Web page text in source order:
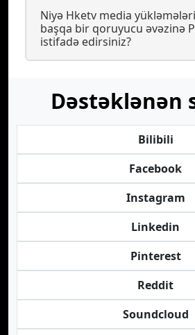
Niyə Hketv media
başqa bir qoruyucu əvəzinə
istifadə edirsiniz?
Dəstəklənən
Bilibili
Facebook
Instagram
Linkedin
Pinterest
Reddit
Soundcloud